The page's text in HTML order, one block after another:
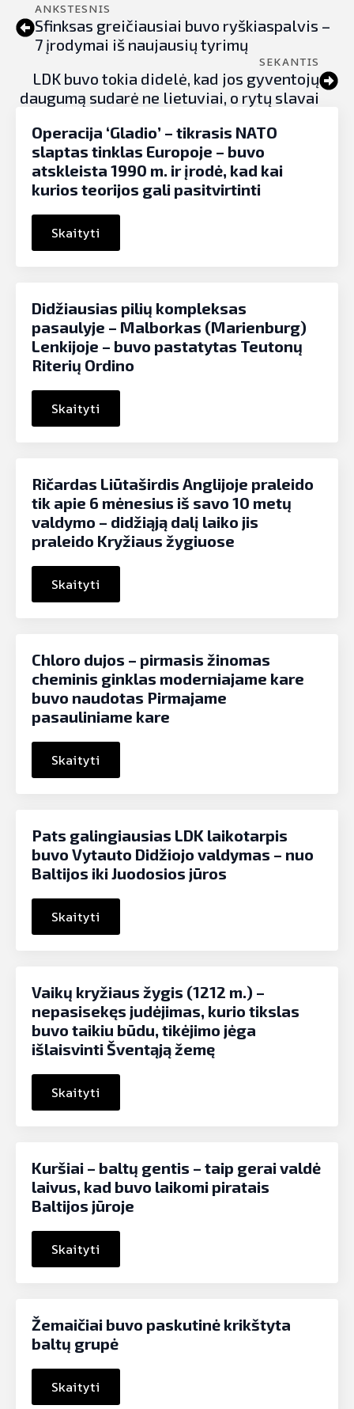
ANKSTESNIS
Sfinksas greičiausiai buvo ryškiaspalvis –
7 įrodymai iš naujausių tyrimų
SEKANTIS
LDK buvo tokia didelė, kad jos gyventojų
daugumą sudarė ne lietuviai, o rytų slavai
Operacija ‘Gladio’ – tikrasis NATO
slaptas tinklas Europoje – buvo
atskleista 1990 m. ir įrodė, kad kai
kurios teorijos gali pasitvirtinti
Skaityti
Didžiausias pilių kompleksas
pasaulyje – Malborkas (Marienburg)
Lenkijoje – buvo pastatytas Teutonų
Riterių Ordino
Skaityti
Ričardas Liūtaširdis Anglijoje praleido
tik apie 6 mėnesius iš savo 10 metų
valdymo – didžiąją dalį laiko jis
praleido Kryžiaus žygiuose
Skaityti
Chloro dujos – pirmasis žinomas
cheminis ginklas moderniajame kare
buvo naudotas Pirmajame
pasauliniame kare
Skaityti
Pats galingiausias LDK laikotarpis
buvo Vytauto Didžiojo valdymas – nuo
Baltijos iki Juodosios jūros
Skaityti
Vaikų kryžiaus žygis (1212 m.) –
nepasisekęs judėjimas, kurio tikslas
buvo taikiu būdu, tikėjimo jėga
išlaisvinti Šventąją žemę
Skaityti
Kuršiai – baltų gentis – taip gerai valdė
laivus, kad buvo laikomi piratais
Baltijos jūroje
Skaityti
Žemaičiai buvo paskutinė krikštyta
baltų grupė
Skaityti